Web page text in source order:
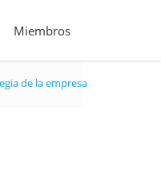
Miembros
de la empresa